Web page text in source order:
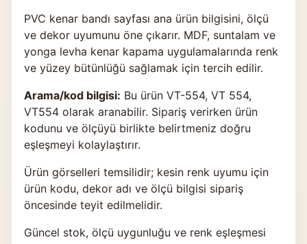
PVC kenar bandı sayfası ana ürün bilgisini, ölçü
ve dekor uyumunu öne çıkarır. MDF, suntalam ve
yonga levha kenar kapama uygulamalarında renk
ve yüzey bütünlüğü sağlamak için tercih edilir.
Arama/kod bilgisi: Bu ürün VT-554, VT 554,
VT554 olarak aranabilir. Sipariş verirken ürün
kodunu ve ölçüyü birlikte belirtmeniz doğru
eşleşmeyi kolaylaştırır.
Ürün görselleri temsilidir; kesin renk uyumu için
ürün kodu, dekor adı ve ölçü bilgisi sipariş
öncesinde teyit edilmelidir.
Güncel stok, ölçü uygunluğu ve renk eşleşmesi